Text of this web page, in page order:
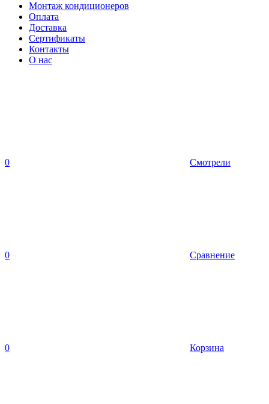
Монтаж кондиционеров
Оплата
Доставка
Сертификаты
Контакты
О нас
0 Смотрели
0 Сравнение
0 Корзина